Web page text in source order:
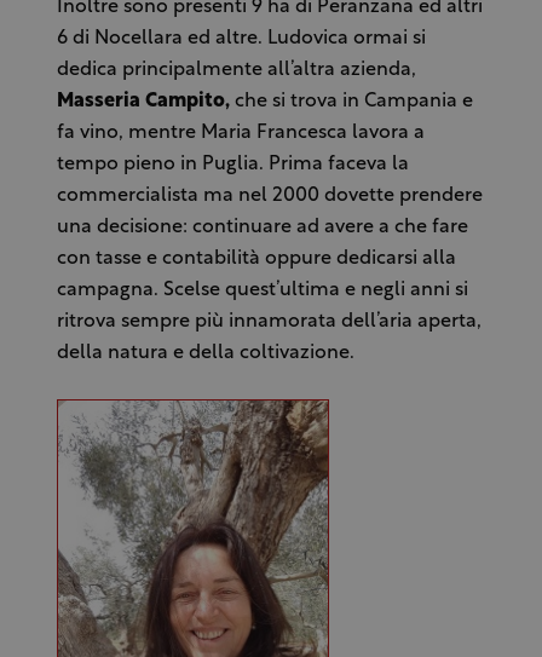
Inoltre sono presenti 9 ha di Peranzana ed altri
6 di Nocellara ed altre. Ludovica ormai si
dedica principalmente all’altra azienda,
Masseria Campito,che si trova in Campania e
fa vino, mentre Maria Francesca lavora a
tempo pieno in Puglia. Prima faceva la
commercialista ma nel 2000 dovette prendere
una decisione: continuare ad avere a che fare
con tasse e contabilità oppure dedicarsi alla
campagna. Scelse quest’ultima e negli anni si
ritrova sempre più innamorata dell’aria aperta,
della natura e della coltivazione.